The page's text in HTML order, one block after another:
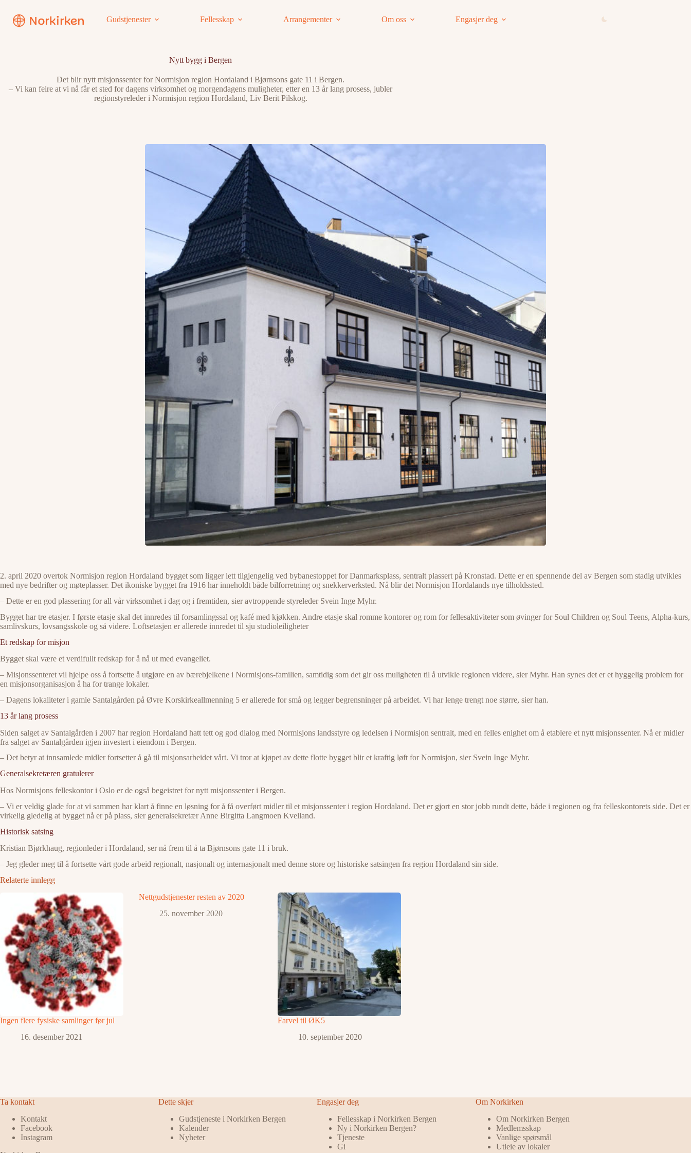
innholdet
Gudstjenester Fellesskap Arrangementer Om oss Engasjer deg
Nytt bygg i Bergen
Det blir nytt misjonssenter for Normisjon region Hordaland i Bjørnsons gate 11 i Bergen.
– Vi kan feire at vi nå får et sted for dagens virksomhet og morgendagens muligheter, etter en 13 år lang prosess, jubler
regionstyreleder i Normisjon region Hordaland, Liv Berit Pilskog.
2. april 2020 overtok Normisjon region Hordaland bygget som ligger lett tilgjengelig ved bybanestoppet for Danmarksplass, sentralt plassert på Kronstad. Dette er en spennende del av Bergen som stadig utvikles
med nye bedrifter og møteplasser. Det ikoniske bygget fra 1916 har inneholdt både bilforretning og snekkerverksted. Nå blir det Normisjon Hordalands nye tilholdssted.
– Dette er en god plassering for all vår virksomhet i dag og i fremtiden, sier avtroppende styreleder Svein Inge Myhr.
Bygget har tre etasjer. I første etasje skal det innredes til forsamlingssal og kafé med kjøkken. Andre etasje skal romme kontorer og rom for fellesaktiviteter som øvinger for Soul Children og Soul Teens, Alpha-kurs,
samlivskurs, lovsangsskole og så videre. Loftsetasjen er allerede innredet til sju studioleiligheter
Et redskap for misjon
Bygget skal være et verdifullt redskap for å nå ut med evangeliet.
– Misjonssenteret vil hjelpe oss å fortsette å utgjøre en av bærebjelkene i Normisjons-familien, samtidig som det gir oss muligheten til å utvikle regionen videre, sier Myhr. Han synes det er et hyggelig problem for
en misjonsorganisasjon å ha for trange lokaler.
– Dagens lokaliteter i gamle Santalgården på Øvre Korskirkeallmenning 5 er allerede for små og legger begrensninger på arbeidet. Vi har lenge trengt noe større, sier han.
13 år lang prosess
Siden salget av Santalgården i 2007 har region Hordaland hatt tett og god dialog med Normisjons landsstyre og ledelsen i Normisjon sentralt, med en felles enighet om å etablere et nytt misjonssenter. Nå er midler
fra salget av Santalgården igjen investert i eiendom i Bergen.
– Det betyr at innsamlede midler fortsetter å gå til misjonsarbeidet vårt. Vi tror at kjøpet av dette flotte bygget blir et kraftig løft for Normisjon, sier Svein Inge Myhr.
Generalsekretæren gratulerer
Hos Normisjons felleskontor i Oslo er de også begeistret for nytt misjonssenter i Bergen.
– Vi er veldig glade for at vi sammen har klart å finne en løsning for å få overført midler til et misjonssenter i region Hordaland. Det er gjort en stor jobb rundt dette, både i regionen og fra felleskontorets side. Det er
virkelig gledelig at bygget nå er på plass, sier generalsekretær Anne Birgitta Langmoen Kvelland.
Historisk satsing
Kristian Bjørkhaug, regionleder i Hordaland, ser nå frem til å ta Bjørnsons gate 11 i bruk.
– Jeg gleder meg til å fortsette vårt gode arbeid regionalt, nasjonalt og internasjonalt med denne store og historiske satsingen fra region Hordaland sin side.
Relaterte innlegg
Ingen flere fysiske samlinger før jul
16. desember 2021
Nettgudstjenester resten av 2020
25. november 2020
Farvel til ØK5
10. september 2020
Ta kontakt
Kontakt
Facebook
Instagram
Dette skjer
Gudstjeneste i Norkirken Bergen
Kalender
Nyheter
Engasjer deg
Fellesskap i Norkirken Bergen
Ny i Norkirken Bergen?
Tjeneste
Gi
Om Norkirken
Om Norkirken Bergen
Medlemsskap
Vanlige spørsmål
Utleie av lokaler